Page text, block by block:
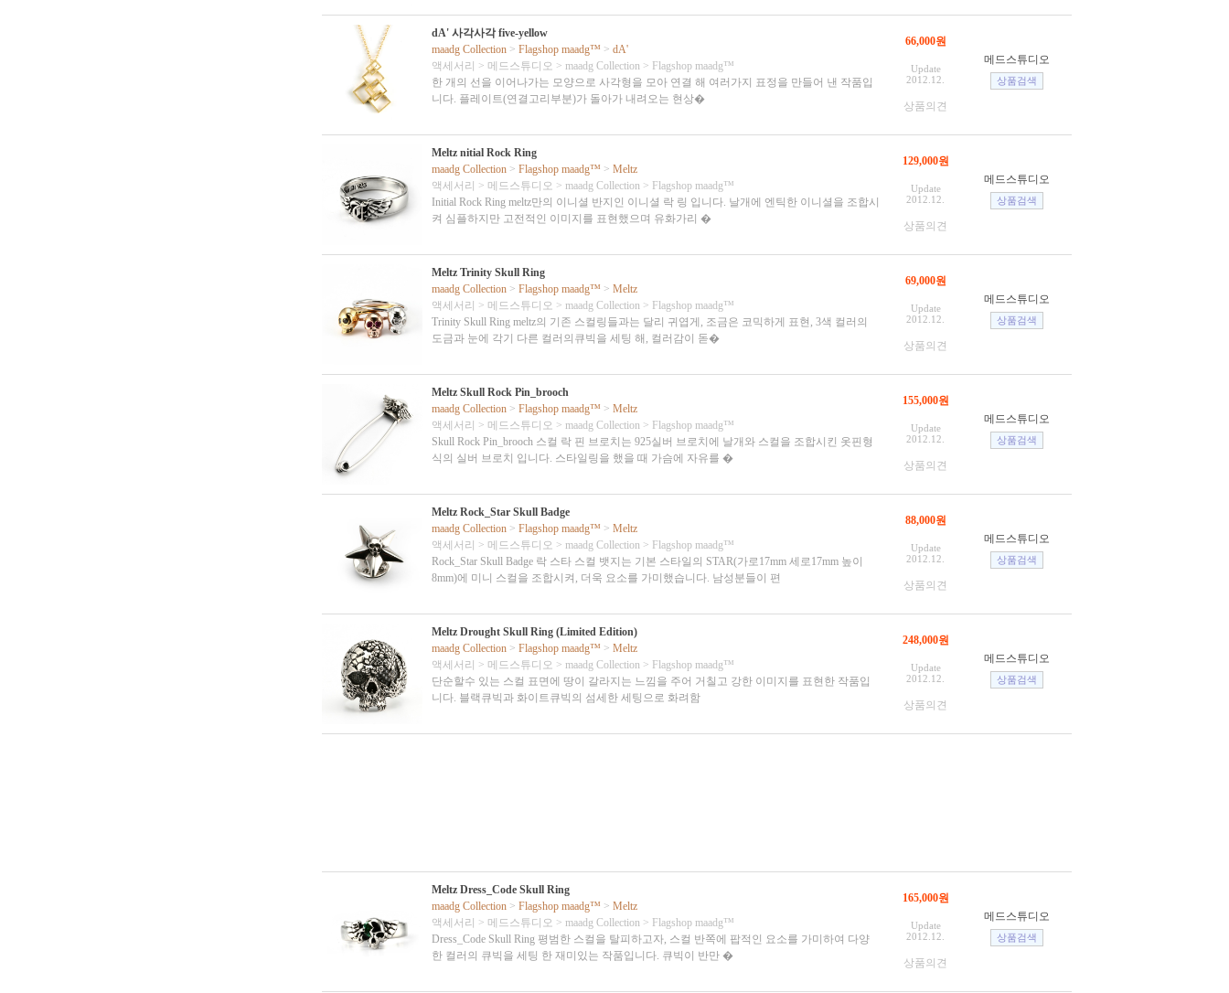
dA' 사각사각 five-yellow
maadg Collection > Flagshop maadg™ > dA'
액세서리 > 메드스튜디오 > maadg Collection > Flagshop maadg™
한 개의 선을 이어나가는 모양으로 사각형을 모아 연결 해 여러가지 표정을 만들어 낸 작품입
니다. 플레이트(연결고리부분)가 돌아가 내려오는 현상�
66,000원
Update
2012.12.
상품의견
메드스튜디오
Meltz nitial Rock Ring
maadg Collection > Flagshop maadg™ > Meltz
액세서리 > 메드스튜디오 > maadg Collection > Flagshop maadg™
Initial Rock Ring meltz만의 이니셜 반지인 이니셜 락 링 입니다. 날개에 엔틱한 이니셜을 조합시
켜 심플하지만 고전적인 이미지를 표현했으며 유화가리 �
129,000원
Update
2012.12.
상품의견
메드스튜디오
Meltz Trinity Skull Ring
maadg Collection > Flagshop maadg™ > Meltz
액세서리 > 메드스튜디오 > maadg Collection > Flagshop maadg™
Trinity Skull Ring meltz의 기존 스컬링들과는 달리 귀엽게, 조금은 코믹하게 표현, 3색 컬러의
도금과 눈에 각기 다른 컬러의큐빅을 세팅 해, 컬러감이 돋�
69,000원
Update
2012.12.
상품의견
메드스튜디오
Meltz Skull Rock Pin_brooch
maadg Collection > Flagshop maadg™ > Meltz
액세서리 > 메드스튜디오 > maadg Collection > Flagshop maadg™
Skull Rock Pin_brooch 스컬 락 핀 브로치는 925실버 브로치에 날개와 스컬을 조합시킨 옷핀형
식의 실버 브로치 입니다. 스타일링을 했을 때 가슴에 자유를 �
155,000원
Update
2012.12.
상품의견
메드스튜디오
Meltz Rock_Star Skull Badge
maadg Collection > Flagshop maadg™ > Meltz
액세서리 > 메드스튜디오 > maadg Collection > Flagshop maadg™
Rock_Star Skull Badge 락 스타 스컬 뱃지는 기본 스타일의 STAR(가로17mm 세로17mm 높이
8mm)에 미니 스컬을 조합시켜, 더욱 요소를 가미했습니다. 남성분들이 편
88,000원
Update
2012.12.
상품의견
메드스튜디오
Meltz Drought Skull Ring (Limited Edition)
maadg Collection > Flagshop maadg™ > Meltz
액세서리 > 메드스튜디오 > maadg Collection > Flagshop maadg™
단순할수 있는 스컬 표면에 땅이 갈라지는 느낌을 주어 거칠고 강한 이미지를 표현한 작품입
니다. 블랙큐빅과 화이트큐빅의 섬세한 세팅으로 화려함
248,000원
Update
2012.12.
상품의견
메드스튜디오
Meltz Dress_Code Skull Ring
maadg Collection > Flagshop maadg™ > Meltz
액세서리 > 메드스튜디오 > maadg Collection > Flagshop maadg™
Dress_Code Skull Ring 평범한 스컬을 탈피하고자, 스컬 반쪽에 팝적인 요소를 가미하여 다양
한 컬러의 큐빅을 세팅 한 재미있는 작품입니다. 큐빅이 반만 �
165,000원
Update
2012.12.
상품의견
메드스튜디오